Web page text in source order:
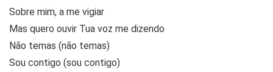
Sobre mim, a me vigiar
Mas quero ouvir Tua voz me dizendo
Não temas (não temas)
Sou contigo (sou contigo)